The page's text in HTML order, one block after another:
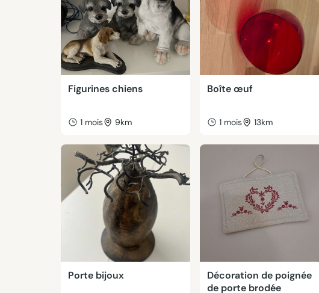
Figurines chiens
1 mois 9km
Boîte œuf
1 mois 13km
Porte bijoux
Décoration de poignée
de porte brodée